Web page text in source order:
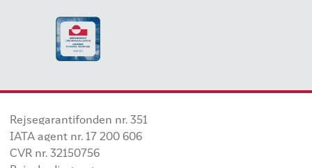
Rejsegarantifonden nr. 351
IATA agent nr. 17 200 606
CVR nr. 32150756